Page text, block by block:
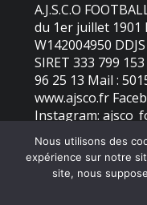
A.J.S.C.O
du 1er juillet 1901
W142004950
SIRET 333 799
96 25 13 Mail :
www.ajsco.fr
Instagram:
2026 - AJS
Nous utilisons des
expérience sur notre
site, nous